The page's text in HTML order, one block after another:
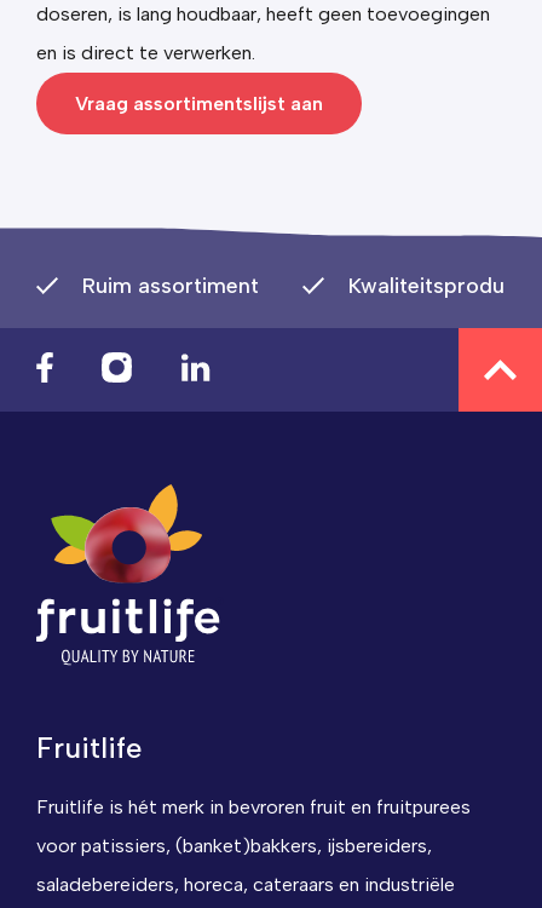
doseren, is lang houdbaar, heeft geen toevoegingen
en is direct te verwerken.
Vraag assortimentslijst aan
Ruim assortiment
Fruitlife
Fruitlife is hét merk in bevroren fruit en fruitpurees
voor patissiers, (banket)bakkers, ijsbereiders,
saladebereiders, horeca, cateraars en industriële